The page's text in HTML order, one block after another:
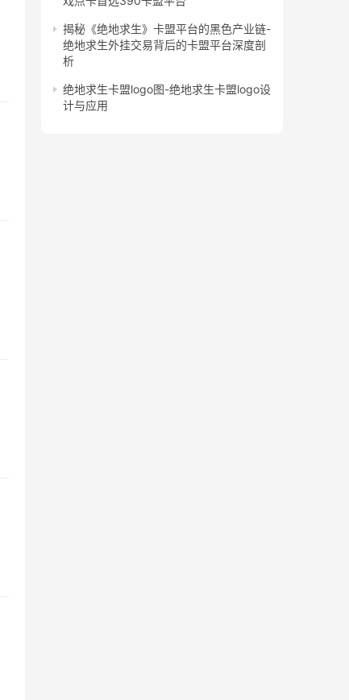
揭秘《绝地求生》卡盟平台的黑色产业链-
绝地求生外挂交易背后的卡盟平台深度剖
析
绝地求生卡盟logo图-绝地求生卡盟logo设
计与应用